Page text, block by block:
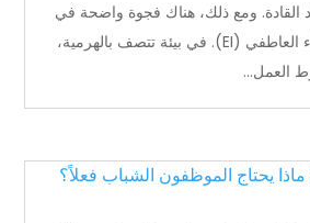
القادة. ومع ذلك، هناك فجوة واضحة في
كثير من النماذج: الذكاء العاطفي (EI). في بيئة تتصف بالهرمية،
العمل...